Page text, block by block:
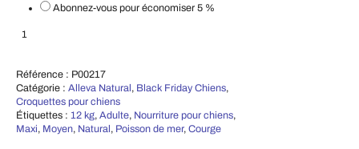
Abonnez-vous pour économiser 5 %
Croquettes pour chiens Natural Adult Medium/Maxi (Poisson & Potiron) 12
Référence : P00217
Catégorie : Alleva Natural, Black Friday Chiens,
Croquettes pour chiens
Étiquettes : 12 kg, Adulte, Nourriture pour chiens,
Maxi, Moyen, Natural, Poisson de mer, Courge